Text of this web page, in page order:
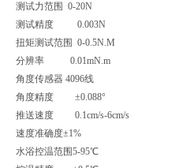
测试力范围 0-20N
测试精度 0.003N
扭矩测试范围 0-0.5N.M
分辨率 0.01mN.m
角度传感器 4096线
角度精度 ±0.088°
推送速度 0.1cm/s-6cm/s
速度准确度±1%
水浴控温范围5-95℃